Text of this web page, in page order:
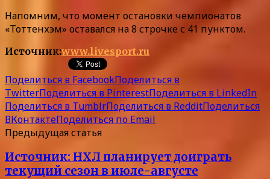
Напомним, что момент остановки чемпионатов
«Тоттенхэм» оставался на 8 строчке с 41 пунктом.
Источник:www.livesport.ru
Поделиться в FacebookПоделиться в
TwitterПоделиться в PinterestПоделиться в LinkedIn
Поделиться в TumblrПоделиться в RedditПоделиться
ВКонтактеПоделиться по Email
Предыдущая статья
Источник: НХЛ планирует доиграть
текущий сезон в июле-августе